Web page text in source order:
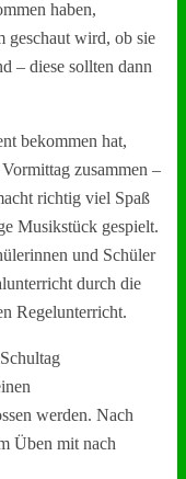
haben,
geschaut wird, ob sie
– diese sollten dann
bekommen hat,
zusammen –
richtig viel Spaß
Musikstück gespielt.
und Schüler
durch die
Regelunterricht.
werden. Nach
Üben mit nach